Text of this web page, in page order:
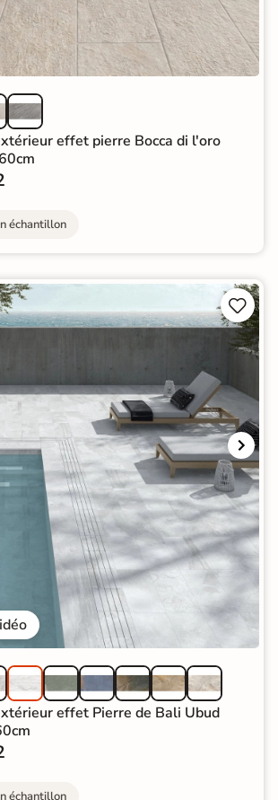
effet pierre Bocca di l'oro
échantillon


effet Pierre de Bali Ubud
échantillon